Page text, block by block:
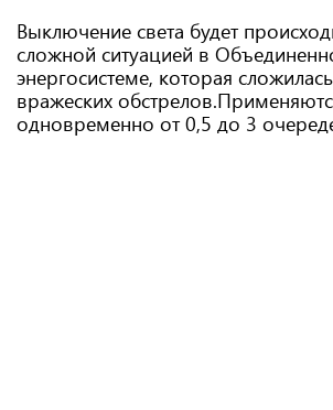
Выключение света будет
сложной ситуацией в
энергосистеме, которая
вражеских
одновременно от 0,5 до 3